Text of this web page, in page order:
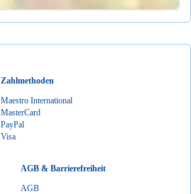
Zahlmethoden
Maestro International
MasterCard
PayPal
Visa
AGB & Barrierefreiheit
AGB